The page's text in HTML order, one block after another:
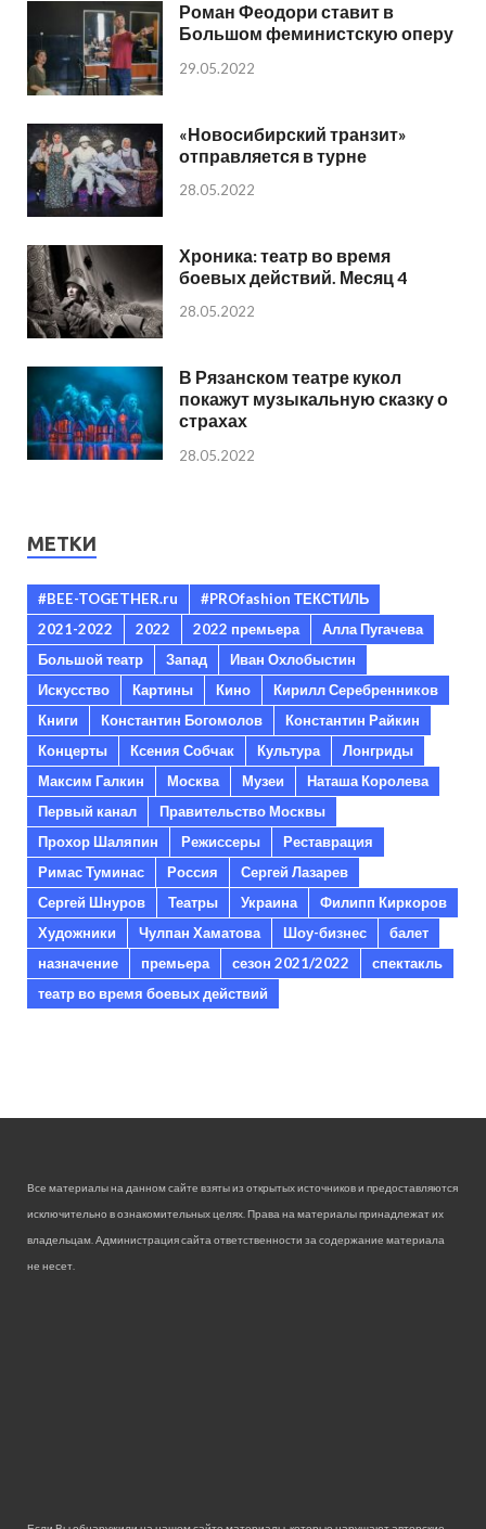
Роман Феодори ставит в
Большом феминистскую оперу
29.05.2022
«Новосибирский транзит»
отправляется в турне
28.05.2022
Хроника: театр во время
боевых действий. Месяц 4
28.05.2022
В Рязанском театре кукол
покажут музыкальную сказку о
страхах
28.05.2022
МЕТКИ
#BEE-TOGETHER.ru
#PROfashion ТЕКСТИЛЬ
2021-2022
2022 2022 премьера
Алла Пугачева
Большой театр
Запад
Иван Охлобыстин
Искусство
Картины Кино
Кирилл Серебренников
Книги
Константин Богомолов
Константин Райкин
Концерты
Ксения Собчак Культура
Лонгриды
Максим Галкин
Москва Музеи
Наташа Королева
Первый канал
Правительство Москвы
Прохор Шаляпин
Режиссеры
Реставрация
Римас Туминас
Россия
Сергей Лазарев
Сергей Шнуров
Театры Украина
Филипп Киркоров
Художники
Чулпан Хаматова Шоу-бизнес
балет
назначение
премьера сезон 2021/2022
спектакль
театр во время боевых действий
Все материалы на данном сайте взяты из открытых источников и предоставляются
исключительно в ознакомительных целях. Права на материалы принадлежат их
владельцам. Администрация сайта ответственности за содержание материала
не несет.